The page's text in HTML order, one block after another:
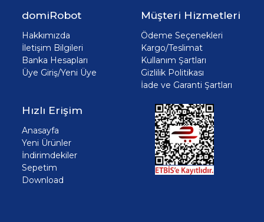
domiRobot
Hakkımızda
İletişim Bilgileri
Banka Hesapları
Üye Giriş/Yeni Üye
Müşteri Hizmetleri
Ödeme Seçenekleri
Kargo/Teslimat
Kullanım Şartları
Gizlilik Politikası
İade ve Garanti Şartları
Hızlı Erişim
Anasayfa
Yeni Ürünler
İndirimdekiler
Sepetim
Download